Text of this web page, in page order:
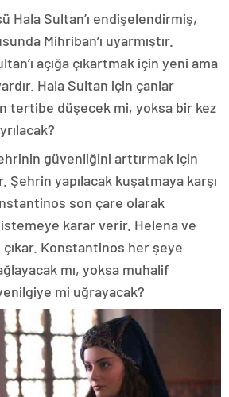
Hala Sultan’ı endişelendirmiş,
Mihriban’ı uyarmıştır.
açığa çıkartmak için yeni ama
Hala Sultan için çanlar
tertibe düşecek mi, yoksa bir kez
güvenliğini arttırmak için
Şehrin yapılacak kuşatmaya karşı
son çare olarak
istemeye karar verir. Helena ve
çıkar. Konstantinos her şeye
mı, yoksa muhalif
mi uğrayacak?